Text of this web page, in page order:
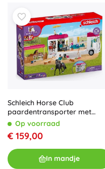
Schleich Horse Club
paardentransporter met
figuren
Op voorraad
€ 159,00
In mandje